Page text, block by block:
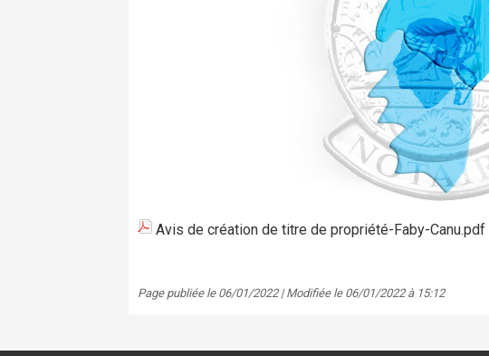
Avis de création de titre de propriété-Faby-Canu.pdf
Page publiée le 06/01/2022 | Modifiée le 06/01/2022 à 15:12